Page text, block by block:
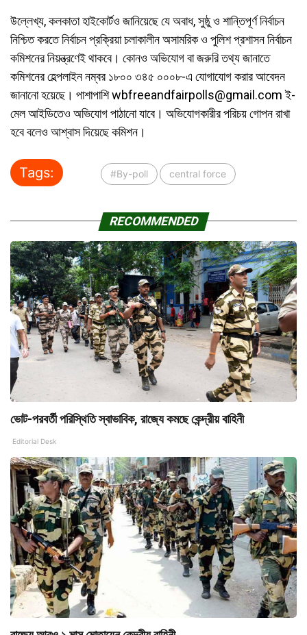
উল্লেখ্য, কলকাতা হাইকোর্টও জানিয়েছে যে অবাধ, সুষ্ঠু ও শান্তিপূর্ণ নির্বাচন
নিশ্চিত করতে নির্বাচন প্রক্রিয়া চলাকালীন অসামরিক ও পুলিশ প্রশাসন নির্বাচন
কমিশনের নিয়ন্ত্রণেই থাকবে। কোনও অভিযোগ বা জরুরি তথ্য জানাতে
কমিশনের হেল্পলাইন নম্বর ১৮০০ ৩৪৫ ০০০৮-এ যোগাযোগ করার আবেদন
জানানো হয়েছে। পাশাপাশিwbfreeandfairpolls@gmail.comই-
মেল আইডিতেও অভিযোগ পাঠানো যাবে। অভিযোগকারীর পরিচয় গোপন রাখা
হবে বলেও আশ্বাস দিয়েছে কমিশন।
Tags: #By-poll central force
RECOMMENDED
ভোট-পরবর্তী পরিস্থিতি স্বাভাবিক, রাজ্যে কমছে কেন্দ্রীয় বাহিনী
Editorial Desk